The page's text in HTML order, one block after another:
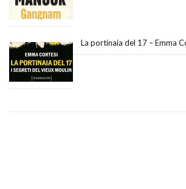
La portinaia del 17 – Emma